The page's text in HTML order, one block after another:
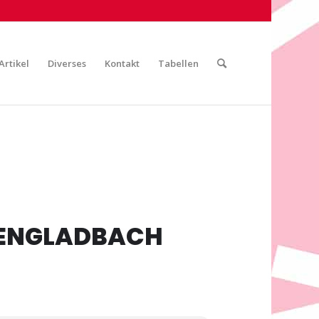
Diverses Kontakt Tabellen